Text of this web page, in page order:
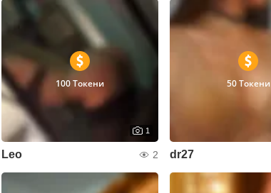
100 Токени
1
Leo 2
50 Токени
dr27